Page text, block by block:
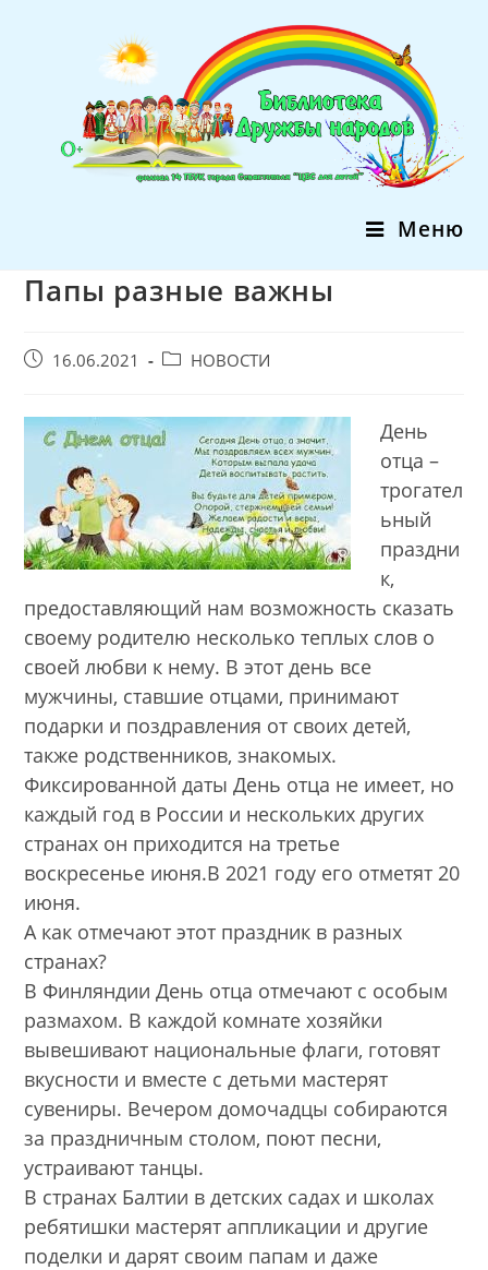
Меню
Папы разные важны
Запись16.06.2021
PostНОВОСТИ
День
отца –
трогател
ьный
праздни
к,
предоставляющий нам возможность сказать
своему родителю несколько теплых слов о
своей любви к нему. В этот день все
мужчины, ставшие отцами, принимают
подарки и поздравления от своих детей,
также родственников, знакомых.
Фиксированной даты День отца не имеет, но
каждый год в России и нескольких других
странах он приходится на третье
воскресенье июня.В 2021 году его отметят 20
июня.
А как отмечают этот праздник в разных
странах?
В Финляндии День отца отмечают с особым
размахом. В каждой комнате хозяйки
вывешивают национальные флаги, готовят
вкусности и вместе с детьми мастерят
сувениры. Вечером домочадцы собираются
за праздничным столом, поют песни,
устраивают танцы.
В странах Балтии в детских садах и школах
ребятишки мастерят аппликации и другие
поделки и дарят своим папам и даже